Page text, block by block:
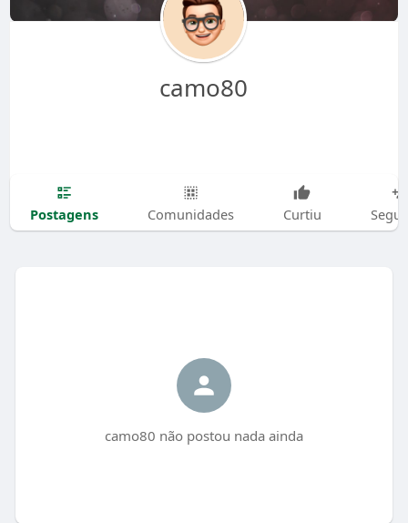
camo80
Postagens Comunidades Curtiu
camo80 não postou nada ainda